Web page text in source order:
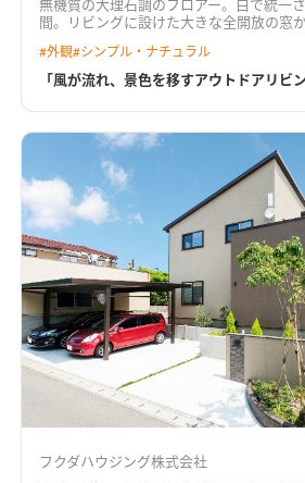
無機質の大理石調のフロアー。白で統一
間。リビングに設けた大きな全開放の窓
こだわりスペース。 友人の多い施主様は
ューをすることを家づくりの中心にした
る設計に。キッチンから直接ウッドデッ
設けた。バーベキューの配膳、後片付け
工夫した。 ゲストがまっすぐバーべキュ
けるウェルカムアプローチ。 写真では見
バーべキュー道具や芝生のメンテ機材が
収納を設けた。楽しい休日が過ごせる配
白で統一したおしゃれな玄関ホール。造
から入る光が趣ある空間を作り出してい
室。お子様用のタンスも入れるゆとりの
やタオルは全てここに収納できるように
的な外観。 風が流れ、四季の変化を感じ
た。 プライベートを気にせず家でアウト
てた住まいに仕上がった。
#外観#シンプル・ナチュラル
「風が流れ、景色を移すアウトドアリビ
フクダハウジング株式会社